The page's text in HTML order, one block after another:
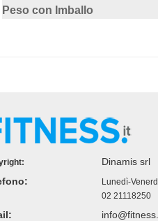
Peso con Imballo
Dinamis srl
Lunedì-
02 21118250